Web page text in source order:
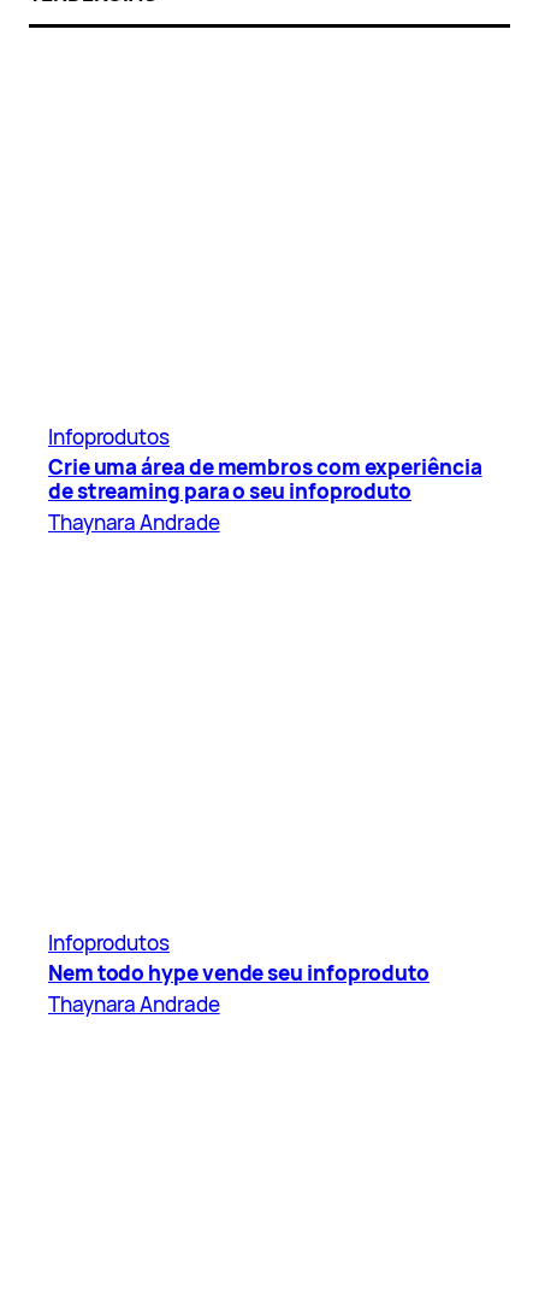
Infoprodutos
Crie uma área de membros com experiência
de streaming para o seu infoproduto
Thaynara Andrade
Infoprodutos
Nem todo hype vende seu infoproduto
Thaynara Andrade